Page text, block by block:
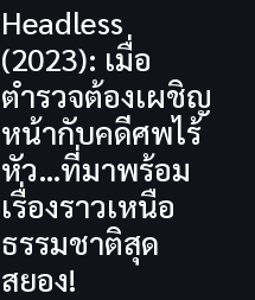
Headless
(2023): เมื่อ
ตำรวจต้องเผชิญ
หน้ากับคดีศพไร้
หัว…ที่มาพร้อม
เรื่องราวเหนือ
ธรรมชาติสุด
สยอง!